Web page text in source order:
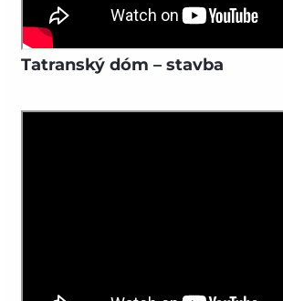
Tatranský dóm – stavba